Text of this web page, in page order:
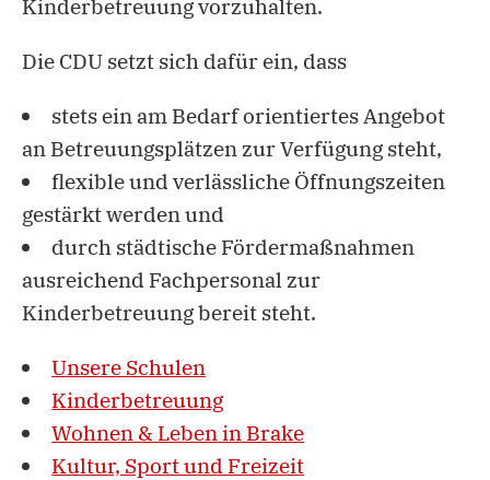
Kinderbetreuung vorzuhalten.
Die CDU setzt sich dafür ein, dass
stets ein am Bedarf orientiertes Angebot
an Betreuungsplätzen zur Verfügung steht,
flexible und verlässliche Öffnungszeiten
gestärkt werden und
durch städtische Fördermaßnahmen
ausreichend Fachpersonal zur
Kinderbetreuung bereit steht.
Unsere Schulen
Kinderbetreuung
Wohnen & Leben in Brake
Kultur, Sport und Freizeit